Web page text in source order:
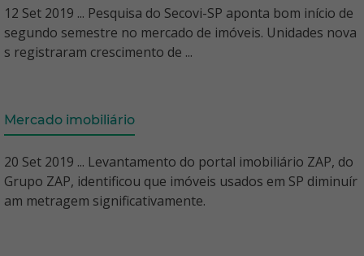
12 Set 2019 ... Pesquisa do Secovi-SP aponta bom início de
segundo semestre no mercado de imóveis. Unidades nova
s registraram crescimento de ...
Mercado imobiliário
20 Set 2019 ... Levantamento do portal imobiliário ZAP, do
Grupo ZAP, identificou que imóveis usados em SP diminuír
am metragem significativamente.